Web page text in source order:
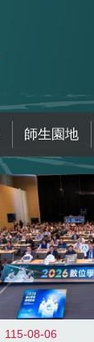
師生園地
115-08-06